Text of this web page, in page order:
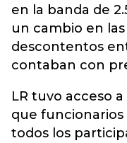
en la banda de
un cambio en
descontentos
contaban con
LR tuvo acceso
que
todos los